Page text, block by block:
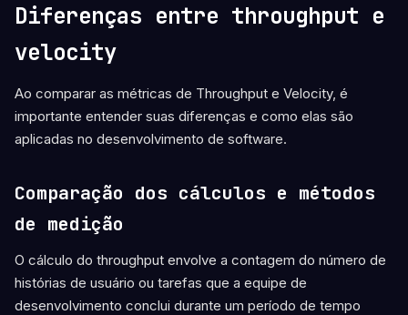
Diferenças entre throughput e
velocity
Ao comparar as métricas de Throughput e Velocity, é
importante entender suas diferenças e como elas são
aplicadas no desenvolvimento de software.
Comparação dos cálculos e métodos
de medição
O cálculo do throughput envolve a contagem do número de
histórias de usuário ou tarefas que a equipe de
desenvolvimento conclui durante um período de tempo